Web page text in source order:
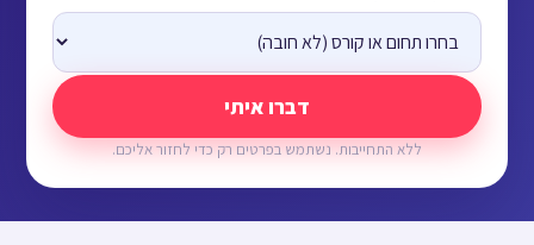
דברו איתי
ללא התחייבות. נשתמש בפרטים רק כדי לחזור אליכם.